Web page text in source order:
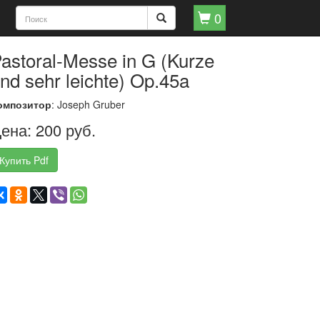
0
Messe in G (Kurze
sehr leichte) Op.45a
: Joseph Gruber
200 руб.
Купить Pdf